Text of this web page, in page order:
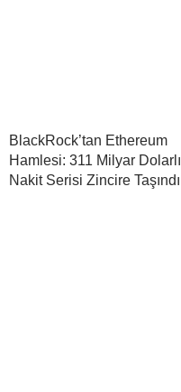
BlackRock’tan Ethereum
Hamlesi: 311 Milyar
Nakit Serisi Zincire Taşındı